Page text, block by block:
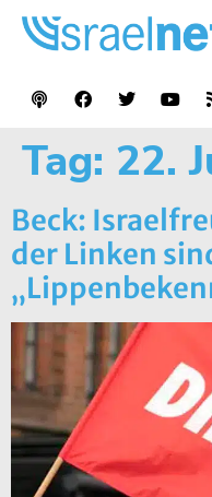
Tag: 22.
Beck:
der Linken